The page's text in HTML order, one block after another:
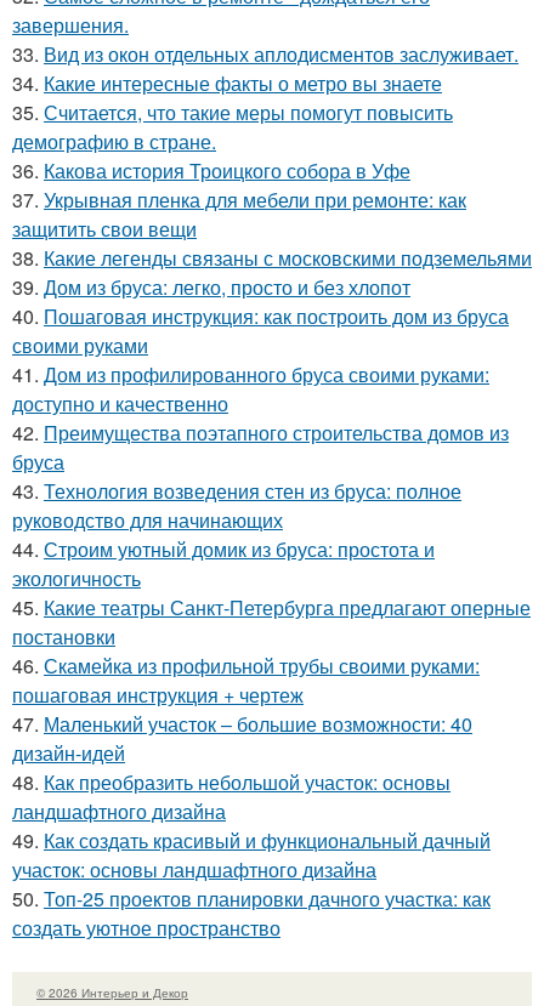
завершения.
33. Вид из окон отдельных аплодисментов заслуживает.
34. Какие интересные факты о метро вы знаете
35. Считается, что такие меры помогут повысить
демографию в стране.
36. Какова история Троицкого собора в Уфе
37. Укрывная пленка для мебели при ремонте: как
защитить свои вещи
38. Какие легенды связаны с московскими подземельями
39. Дом из бруса: легко, просто и без хлопот
40. Пошаговая инструкция: как построить дом из бруса
своими руками
41. Дом из профилированного бруса своими руками:
доступно и качественно
42. Преимущества поэтапного строительства домов из
бруса
43. Технология возведения стен из бруса: полное
руководство для начинающих
44. Строим уютный домик из бруса: простота и
экологичность
45. Какие театры Санкт-Петербурга предлагают оперные
постановки
46. Скамейка из профильной трубы своими руками:
пошаговая инструкция + чертеж
47. Маленький участок – большие возможности: 40
дизайн-идей
48. Как преобразить небольшой участок: основы
ландшафтного дизайна
49. Как создать красивый и функциональный дачный
участок: основы ландшафтного дизайна
50. Топ-25 проектов планировки дачного участка: как
создать уютное пространство
© 2026 Интерьер и Декор